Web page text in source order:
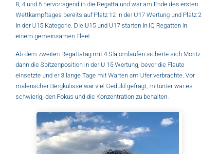
8, 4 und 6 hervorragend in die Regatta und war am Ende des ersten
Wettkampftages bereits auf Platz 12 in der U17 Wertung und Platz 2
in der U15 Kategorie. Die U15 und U17 starten in iQ Regatten in
einem gemeinsamen Fleet.
Ab dem zweiten Regattatag mit 4 Slalomläufen sicherte sich Moritz
dann die Spitzenposition in der U 15 Wertung, bevor die Flaute
einsetzte und er 3 lange Tage mit Warten am Ufer verbrachte. Vor
malerischer Bergkulisse war viel Geduld gefragt, mitunter war es
schwierig, den Fokus und die Konzentration zu behalten.